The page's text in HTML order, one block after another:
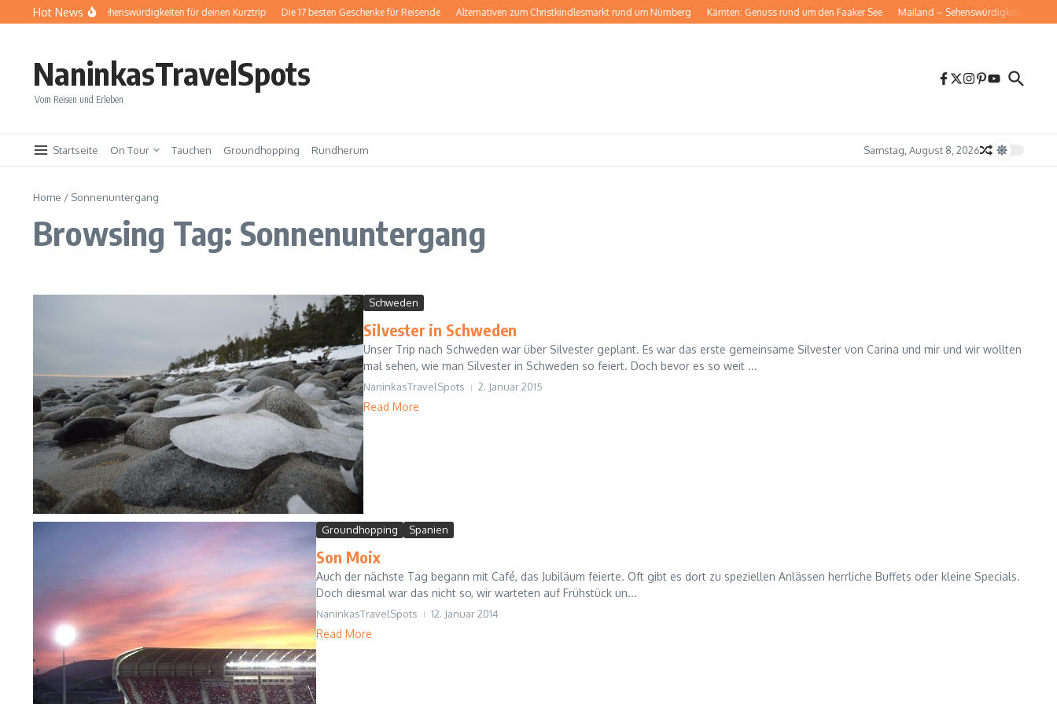
Zum Inhalt springen
Hot News
Baden-Baden: Sehenswürdigkeiten für deinen Kurztrip Die 17 besten Geschenke für Reisende Alternativen zum Christkindlesmarkt rund um Nürnberg Kärnten: Genuss rund um den Faaker See Mailand – Sehenswürdigkeiten für
NaninkasTravelSpots
Vom Reisen und Erleben
Startseite On Tour Tauchen Groundhopping Rundherum Samstag, August 8, 2026
Home / Sonnenuntergang
Browsing Tag: Sonnenuntergang
Schweden
Silvester in Schweden
Unser Trip nach Schweden war über Silvester geplant. Es war das erste gemeinsame Silvester von Carina und mir und wir wollten
mal sehen, wie man Silvester in Schweden so feiert. Doch bevor es so weit ...
NaninkasTravelSpots 2. Januar 2015
Read More
Groundhopping Spanien
Son Moix
Auch der nächste Tag begann mit Café, das Jubiläum feierte. Oft gibt es dort zu speziellen Anlässen herrliche Buffets oder kleine Specials.
Doch diesmal war das nicht so, wir warteten auf Frühstück un...
NaninkasTravelSpots 12. Januar 2014
Read More